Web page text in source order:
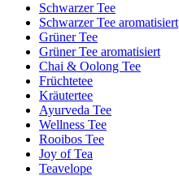
Schwarzer Tee
Schwarzer Tee aromatisiert
Grüner Tee
Grüner Tee aromatisiert
Chai & Oolong Tee
Früchtetee
Kräutertee
Ayurveda Tee
Wellness Tee
Rooibos Tee
Joy of Tea
Teavelope